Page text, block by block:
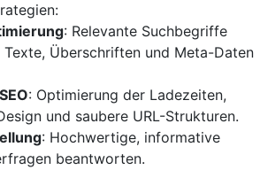
: Relevante Suchbegriffe
Überschriften und Meta-Daten
: Optimierung der Ladezeiten,
und saubere URL-Strukturen.
: Hochwertige, informative
beantworten.